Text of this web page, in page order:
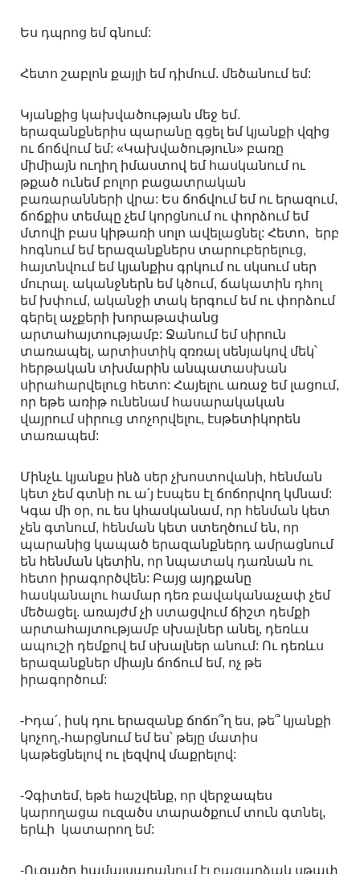
Ես դպրոց եմ գնում:
Հետո շաբլոն քայլի եմ դիմում. մեծանում եմ:
Կյանքից կախվածության մեջ եմ.
երազանքներիս պարանը գցել եմ կյանքի վզից
ու ճոճվում եմ: «Կախվածություն» բառը
միմիայն ուղիղ իմաստով եմ հասկանում ու
թքած ունեմ բոլոր բացատրական
բառարանների վրա: Ես ճոճվում եմ ու երազում,
ճոճքիս տեմպը չեմ կորցնում ու փորձում եմ
մտովի բաս կիթառի սոլո ավելացնել: Հետո, երբ
հոգնում եմ երազանքներս տարուբերելուց,
հայտնվում եմ կյանքիս գրկում ու սկսում սեր
մուրալ. ականջներն եմ կծում, ճակատին դհոլ
եմ խփում, ականջի տակ երգում եմ ու փորձում
գերել աչքերի խորաթափանց
արտահայտությամբ: Ջանում եմ սիրուն
տառապել, արտիստիկ զռռալ սենյակով մեկ՝
հերթական տխմարին անպատասխան
սիրահարվելուց հետո: Հայելու առաջ եմ լացում,
որ եթե առիթ ունենամ հասարակական
վայրում սիրուց տոչորվելու, էսթետիկորեն
տառապեմ:
Մինչև կյանքս ինձ սեր չխոստովանի, հենման
կետ չեմ գտնի ու ա՛յ էսպես էլ ճոճորվող կմնամ:
Կգա մի օր, ու ես կհասկանամ, որ հենման կետ
չեն գտնում, հենման կետ ստեղծում են, որ
պարանից կապած երազանքներդ ամրացնում
են հենման կետին, որ նպատակ դառնան ու
հետո իրագործվեն: Բայց այդքանը
հասկանալու համար դեռ բավականաչափ չեմ
մեծացել. առայժմ չի ստացվում ճիշտ դեմքի
արտահայտությամբ սխալներ անել, դեռևս
ապուշի դեմքով եմ սխալներ անում: Ու դեռևս
երազանքներ միայն ճոճում եմ, ոչ թե
իրագործում:
-Իդա՛, իսկ դու երազանք ճոճո՞ղ ես, թե՞ կյանքի
կոչող,-հարցնում եմ ես՝ թեյը մատիս
կաթեցնելով ու լեզվով մաքրելով:
-Չգիտեմ, եթե հաշվենք, որ վերջապես
կարողացա ուզածս տարածքում տուն գտնել,
երևի կատարող եմ:
-Ուզածդ համալսարանում էլ բացարձակ սթափ